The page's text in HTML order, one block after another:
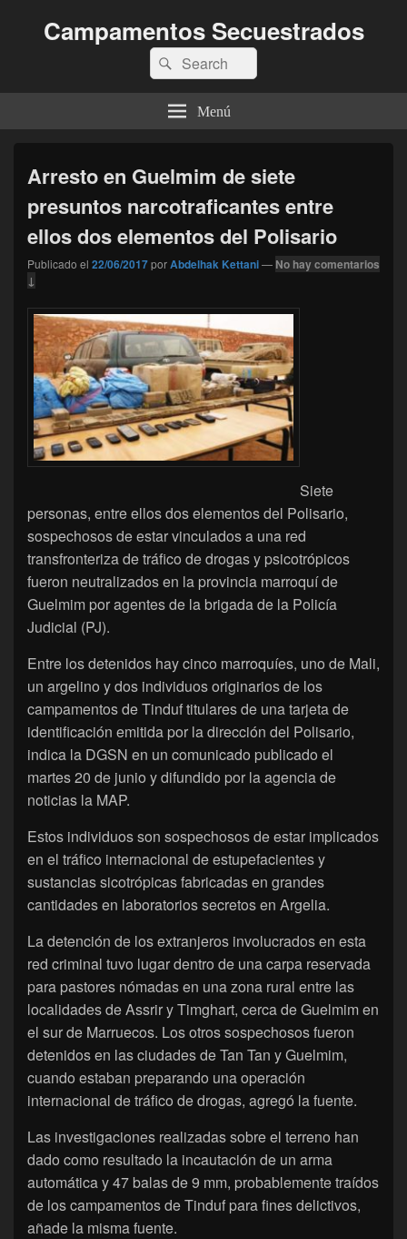
Campamentos Secuestrados
Buscar
por:
Buscar
Menú
Arresto en Guelmim de siete
presuntos narcotraficantes entre
ellos dos elementos del Polisario
Publicado el 22/06/2017porAbdelhak Kettani— No hay comentarios
↓
Siete
personas, entre ellos dos elementos del Polisario,
sospechosos de estar vinculados a una red
transfronteriza de tráfico de drogas y psicotrópicos
fueron neutralizados en la provincia marroquí de
Guelmim por agentes de la brigada de la Policía
Judicial (PJ).
Entre los detenidos hay cinco marroquíes, uno de Mali,
un argelino y dos individuos originarios de los
campamentos de Tinduf titulares de una tarjeta de
identificación emitida por la dirección del Polisario,
indica la DGSN en un comunicado publicado el
martes 20 de junio y difundido por la agencia de
noticias la MAP.
Estos individuos son sospechosos de estar implicados
en el tráfico internacional de estupefacientes y
sustancias sicotrópicas fabricadas en grandes
cantidades en laboratorios secretos en Argelia.
La detención de los extranjeros involucrados en esta
red criminal tuvo lugar dentro de una carpa reservada
para pastores nómadas en una zona rural entre las
localidades de Assrir y Timghart, cerca de Guelmim en
el sur de Marruecos. Los otros sospechosos fueron
detenidos en las ciudades de Tan Tan y Guelmim,
cuando estaban preparando una operación
internacional de tráfico de drogas, agregó la fuente.
Las investigaciones realizadas sobre el terreno han
dado como resultado la incautación de un arma
automática y 47 balas de 9 mm, probablemente traídos
de los campamentos de Tinduf para fines delictivos,
añade la misma fuente.